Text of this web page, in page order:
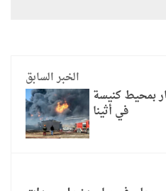
الخبر السابق
بمحيط كنيسة
في أثينا